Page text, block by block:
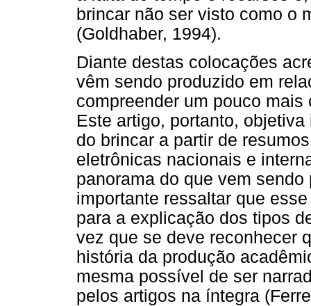
brincar não ser visto como o
(Goldhaber, 1994).
Diante destas colocações
vêm sendo produzido em
compreender um pouco
Este artigo, portanto,
do brincar a partir de
eletrônicas nacionais e
panorama do que vem
importante ressaltar que
para a explicação dos tipos
vez que se deve reconhecer
história da produção
mesma possível de ser
pelos artigos na íntegra